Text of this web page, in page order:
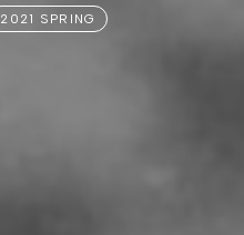
2021 SPRING